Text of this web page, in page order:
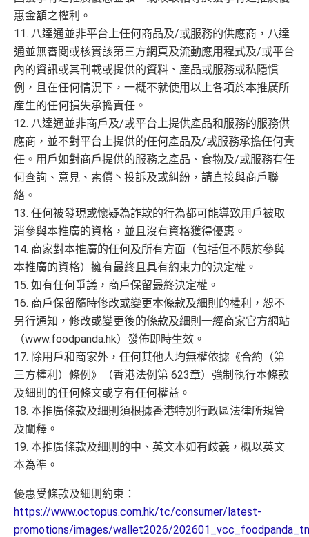
惠金額之權利。
11. 八達通並非平台上任何商品及/或服務的供應商，八達
通並無審閱或核實該第三方網頁及流動應用程式及/或平台
內的資訊或其刊載或提供的資料、産品或服務或私隱慣
例，且在任何情況下，一概不就使用以上各項於本推廣所
産生的任何損失承擔責任。
12. 八達通並非商戶及/或平台上提供產品和服務的服務供
應商，並不對平台上提供的任何產品及/或服務承擔任何責
任。用戶如對商戶提供的服務之產品、食物及/或服務有任
何查詢、意見、索償丶投訴及或糾紛，請直接與商戶聯
絡。
13. 任何被發現或懷疑為詐欺的行為都可能導致用戶被取
消參與本推廣的資格，並且沒有資格獲得優惠。
14. 商家對本推廣的任何及所有方面（包括但不限於參與
本推廣的資格）擁有最終且具有約束力的決定權。
15. 如有任何爭議，商戶保留最終決定權。
16. 商戶保留隨時修改或變更本條款及細則的權利，恕不
另行通知，修改或變更後的條款及細則一經商家官方網站
（www.foodpanda.hk）發佈即時生效。
17. 除用戶和商家外，任何其他人均無權依據《合約（第
三方權利）條例》（香港法例第 623章）強制執行本條款
及細則的任何條文或享有任何權益。
18. 本推廣條款及細則須根據香港特別行政區法律所規管
及闡釋。
19. 本推廣條款及細則的中、英文本如有歧義，概以英文
本為準。
優惠受條款及細則約束：
https://www.octopus.com.hk/tc/consumer/latest-
promotions/images/wallet2026/